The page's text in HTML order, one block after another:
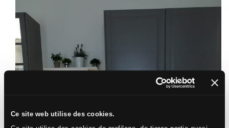
Ce site web utilise des cookies.